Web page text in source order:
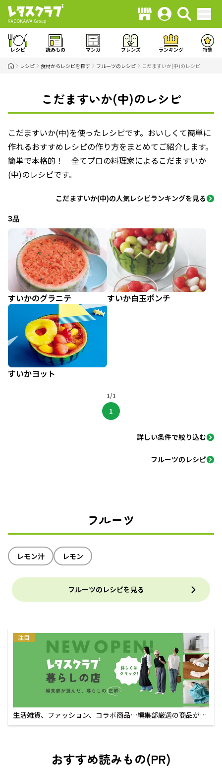
レシピ 読みもの マンガ フレンズ ランキング 特集
レシピ 食材からレシピを探す フルーツのレシピ こだますいか(中)のレシピ
こだますいか(中)のレシピ
こだますいか(中)を使ったレシピです。おいしくて簡単に
作れるおすすめレシピの作り方をまとめてご紹介します。
簡単で本格的！ 全てプロの料理家によるこだますいか
(中)のレシピです。
こだますいか(中)の人気レシピランキングを見る
3品
すいかのグラニテ すいか白玉ポンチ
すいかヨット
1/1
1
詳しい条件で絞り込む
フルーツのレシピ
フルーツ
レモン汁 レモン
フルーツのレシピを見る
注目
生活雑貨、ファッション、コラボ商品…編集部厳選の商品が買
えるECサイト
おすすめ読みもの(PR)